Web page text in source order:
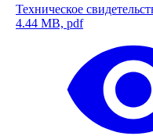
Техническое
4.44 MB, pdf